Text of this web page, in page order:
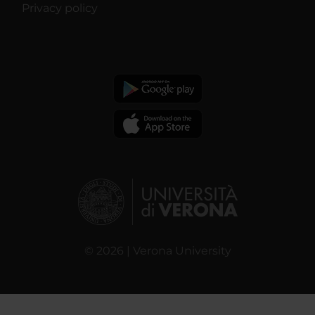
Privacy policy
© 2026 | Verona University